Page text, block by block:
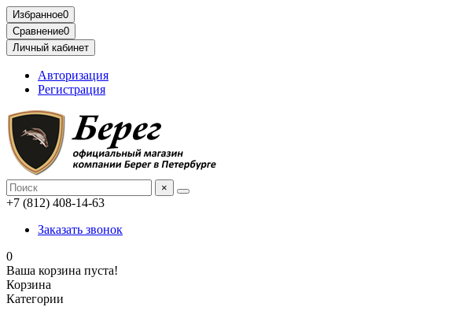
Избранное0
Сравнение0
Личный кабинет
Авторизация
Регистрация
×
+7 (812) 408-14-63
Заказать звонок
0
Ваша корзина пуста!
Корзина
Категории